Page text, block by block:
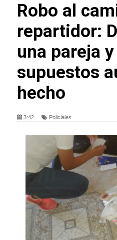
Robo al
repartidor:
una pareja
supuestos
hecho
3:42 Policiales